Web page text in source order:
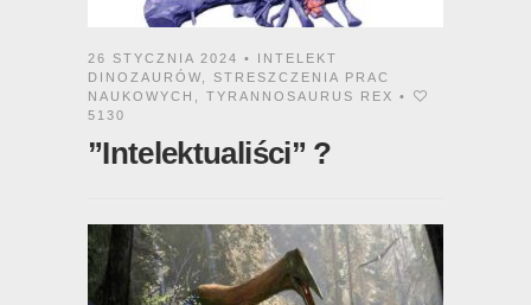
26 STYCZNIA 2024 •
INTELEKT
DINOZAURÓW, STRESZCZENIA PRAC
NAUKOWYCH , TYRANNOSAURUS REX •
5130
”Intelektualiści” ?